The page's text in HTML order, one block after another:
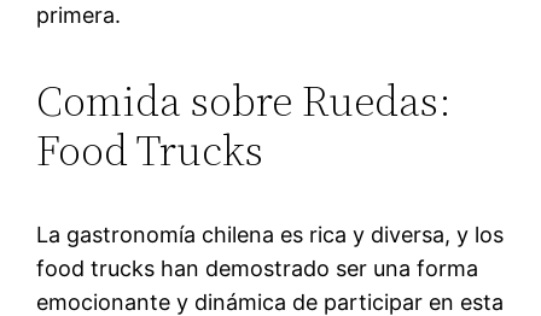
primera.
Comida sobre Ruedas:
Food Trucks
La gastronomía chilena es rica y diversa, y los
food trucks han demostrado ser una forma
emocionante y dinámica de participar en esta